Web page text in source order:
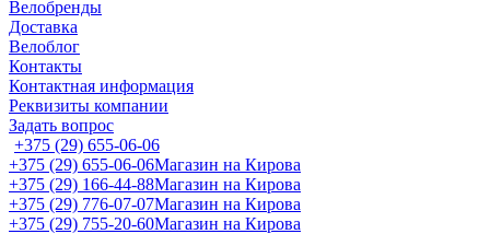
Велобренды
Доставка
Велоблог
Контакты
Контактная информация
Реквизиты компании
Задать вопрос
+375 (29) 655-06-06
+375 (29) 655-06-06Магазин на Кирова
+375 (29) 166-44-88Магазин на Кирова
+375 (29) 776-07-07Магазин на Кирова
+375 (29) 755-20-60Магазин на Кирова